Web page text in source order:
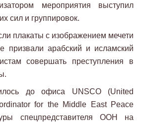
мероприятия выступил
сил и группировок.
плакаты с изображением мечети
призвали арабский и исламский
совершать преступления в
до офиса UNSCO (United
for the Middle East Peace
спецпредставителя ООН на